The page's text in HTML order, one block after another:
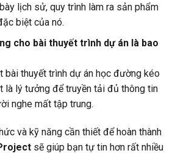
lịch sử, quy trình làm ra sản phẩm
biệt của nó.
cho bài thuyết trình dự án là bao
bài thuyết trình dự án học đường kéo
là lý tưởng để truyền tải đủ thông tin
nghe mất tập trung.
và kỹ năng cần thiết để hoàn thành
sẽ giúp bạn tự tin hơn rất nhiều